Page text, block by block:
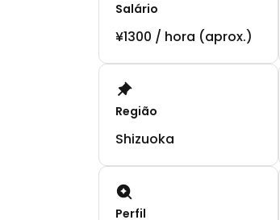
Salário
¥1300 / hora (aprox.)
Região
Shizuoka
Perfil